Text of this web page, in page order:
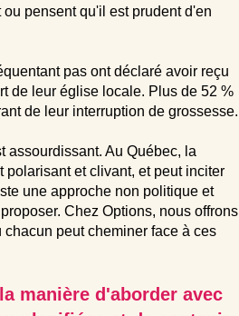
pensent qu'il est prudent d'en
pas ont déclaré avoir reçu
de leur église locale. Plus de 52 %
de leur interruption de grossesse.
assourdissant. Au Québec, la
et clivant, et peut inciter
une approche non politique et
Chez Options, nous offrons
peut cheminer face à ces
manière d'aborder avec